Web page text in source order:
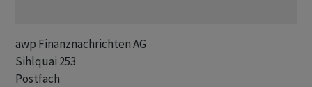
awp Finanznachrichten AG
Sihlquai 253
Postfach